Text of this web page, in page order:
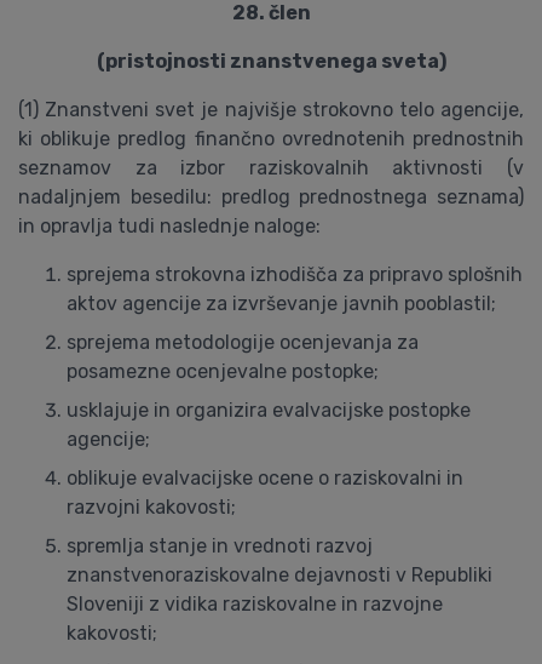
28. člen
(pristojnosti znanstvenega sveta)
(1) Znanstveni svet je najvišje strokovno telo agencije,
ki oblikuje predlog finančno ovrednotenih prednostnih
seznamov za izbor raziskovalnih aktivnosti (v
nadaljnjem besedilu: predlog prednostnega seznama)
in opravlja tudi naslednje naloge:
sprejema strokovna izhodišča za pripravo splošnih
aktov agencije za izvrševanje javnih pooblastil;
sprejema metodologije ocenjevanja za
posamezne ocenjevalne postopke;
usklajuje in organizira evalvacijske postopke
agencije;
oblikuje evalvacijske ocene o raziskovalni in
razvojni kakovosti;
spremlja stanje in vrednoti razvoj
znanstvenoraziskovalne dejavnosti v Republiki
Sloveniji z vidika raziskovalne in razvojne
kakovosti;